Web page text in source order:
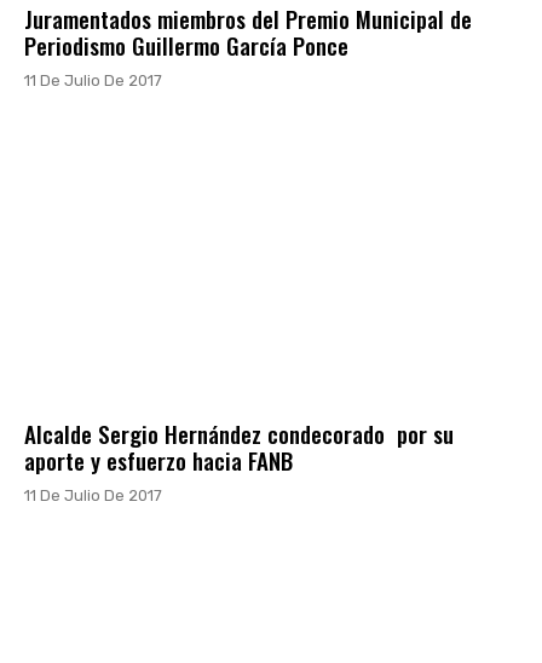
Juramentados miembros del Premio Municipal de
Periodismo Guillermo García Ponce
11 De Julio De 2017
Alcalde Sergio Hernández condecorado por su
aporte y esfuerzo hacia FANB
11 De Julio De 2017